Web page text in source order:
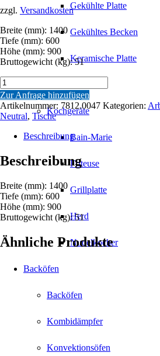
Gekühlte Platte
Gekühltes Becken
Keramische Platte
Kochgeräte
Bain-Marie
Friteuse
Grillplatte
Herd
Nudelkocher
Backöfen
Backöfen
Kombidämpfer
Konvektionsöfen
zzgl. Versandkosten
Breite (mm): 1400
Tiefe (mm): 600
Höhe (mm): 900
Bruttogewicht (kg): 51
600
ARBEITSTISCH
GRUNDBODEN
1400
Menge
Zur Anfrage hinzufügen
Artikelnummer: 7812.0047 Kategorien:
Neutral, Tische
Beschreibung
Beschreibung
Breite (mm): 1400
Tiefe (mm): 600
Höhe (mm): 900
Bruttogewicht (kg): 51
Ähnliche Produkte